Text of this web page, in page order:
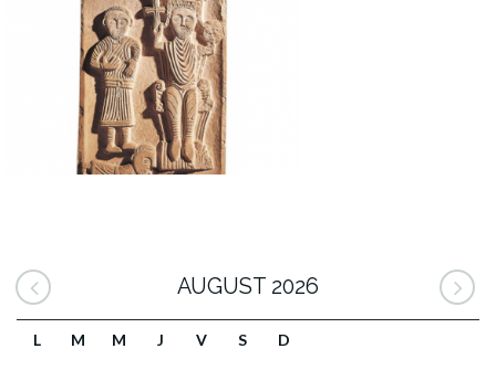
AUGUST 2026
L M M J V S D